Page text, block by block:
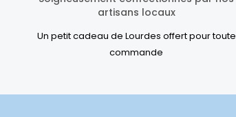
artisans locaux
Un petit cadeau de Lourdes offert pour toute
commande